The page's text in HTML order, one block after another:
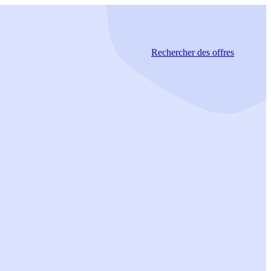
Rechercherdes offres